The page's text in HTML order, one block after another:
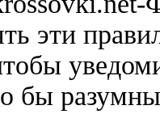
эти
бы